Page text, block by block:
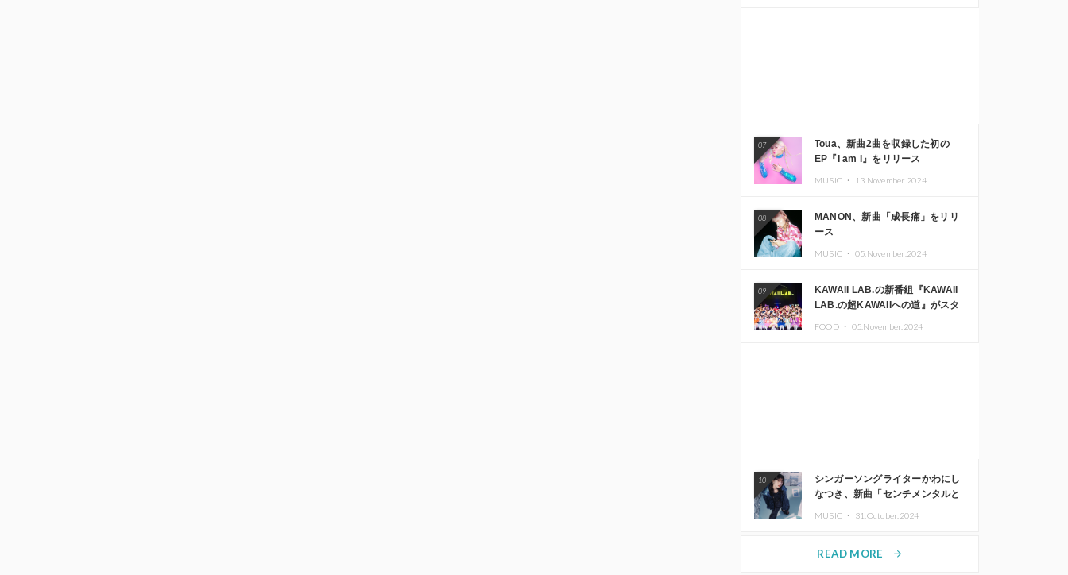
07
Toua、新曲2曲を収録した初の
EP『I am I』をリリース
MUSIC ・ 13.November.2024
08
MANON、新曲「成長痛」をリリ
ース
MUSIC ・ 05.November.2024
09
KAWAII LAB.の新番組『KAWAII
LAB.の超KAWAIIへの道』がスタ
FOOD ・ 05.November.2024
10
シンガーソングライターかわにし
なつき、新曲「センチメンタルと
MUSIC ・ 31.October.2024
READ MORE arrow_forward